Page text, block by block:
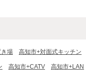
場 高知市+対面式キッチン
高知市+CATV 高知市+LAN